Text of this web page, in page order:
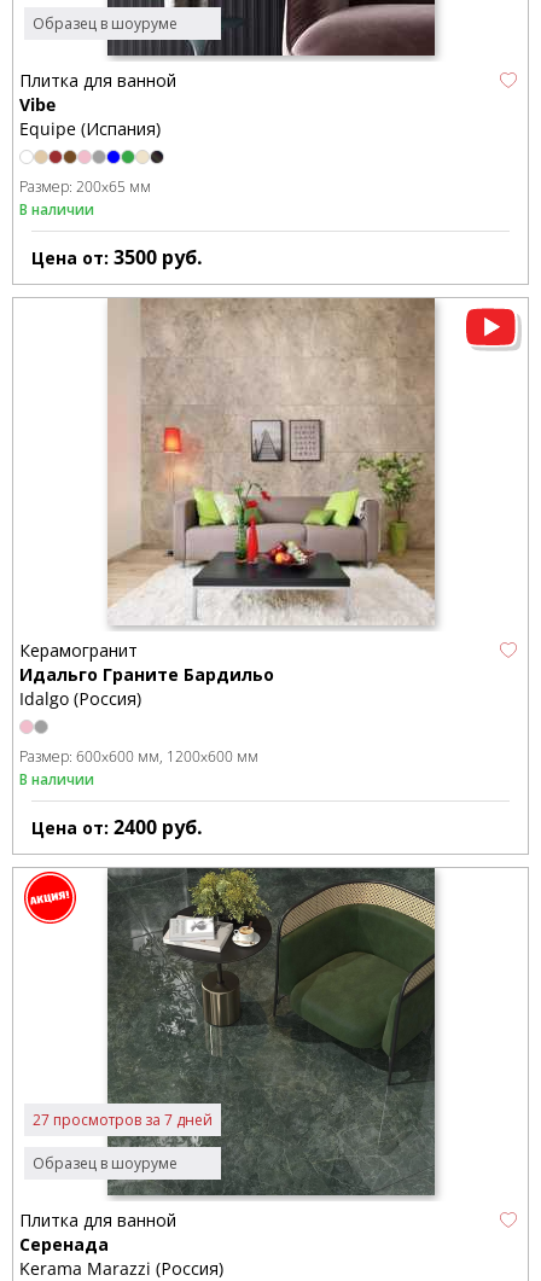
Образец в шоуруме
Плитка для ванной
Vibe
Equipe (Испания)
Размер: 200x65 мм
В наличии
Цена от: 3500 руб.
Керамогранит
Идальго Граните Бардильо
Idalgo (Россия)
Размер: 600x600 мм 1200x600 мм
В наличии
Цена от: 2400 руб.
Образец в шоуруме
27 просмотров за 7 дней
Плитка для ванной
Серенада
Kerama Marazzi (Россия)